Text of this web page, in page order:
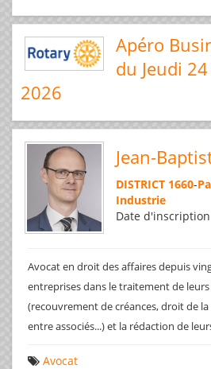
Apéro
du Jeudi
2026
Jean-
DISTRICT 1660-
Industrie
Date
Avocat en droit des affaires depuis
entreprises dans le traitement de
(recouvrement de créances, droit de
entre associés...) et la rédaction de
Avocat